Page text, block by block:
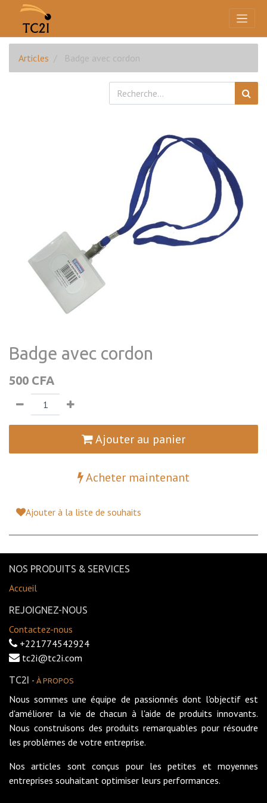
Articles Badge avec cordon
Badge avec cordon
500 CFA
Ajouter au panier
Acheter maintenant
Ajouter à la liste de souhaits
NOS PRODUITS & SERVICES
Accueil
REJOIGNEZ-NOUS
Contactez-nous
+221774542924
tc2i@tc2i.com
TC2I - À PROPOS
Nous sommes une équipe de passionnés dont l'objectif est
d'améliorer la vie de chacun à l'aide de produits innovants.
Nous construisons des produits remarquables pour résoudre
les problèmes de votre entreprise.
Nos articles sont conçus pour les petites et moyennes
entreprises souhaitant optimiser leurs performances.